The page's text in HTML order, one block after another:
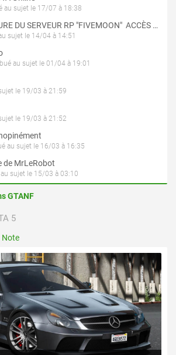
au sujet le 17/07 à 18:38
GTA RP : ? OUVERTURE DU SERVEUR RP "FIVEMOON"  ACCÈS LIBRE ?
sujet le 14/04 à 14:51
au sujet le 01/04 à 19:01
le 19/03 à 21:59
le 19/03 à 21:52
au sujet le 16/03 à 16:35
de MrLeRobot
sujet le 15/03 à 03:10
GTANF
5
Note